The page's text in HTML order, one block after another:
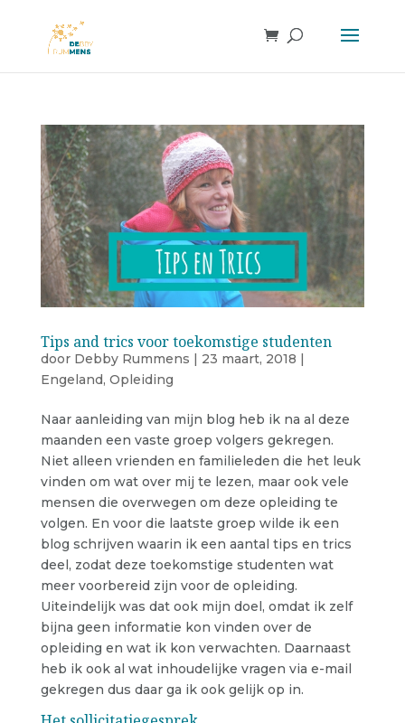
Tips and trics voor toekomstige studenten
door Debby Rummens | 23 maart, 2018 |
Engeland, Opleiding
Naar aanleiding van mijn blog heb ik na al deze
maanden een vaste groep volgers gekregen.
Niet alleen vrienden en familieleden die het leuk
vinden om wat over mij te lezen, maar ook vele
mensen die overwegen om deze opleiding te
volgen. En voor die laatste groep wilde ik een
blog schrijven waarin ik een aantal tips en trics
deel, zodat deze toekomstige studenten wat
meer voorbereid zijn voor de opleiding.
Uiteindelijk was dat ook mijn doel, omdat ik zelf
bijna geen informatie kon vinden over de
opleiding en wat ik kon verwachten. Daarnaast
heb ik ook al wat inhoudelijke vragen via e-mail
gekregen dus daar ga ik ook gelijk op in.